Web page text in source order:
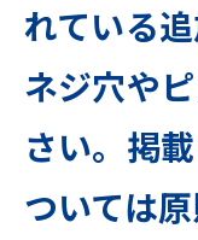
れている
ネジ穴や
さい。掲
ついては